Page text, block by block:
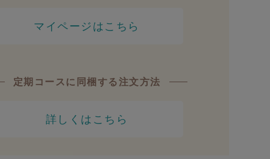
マイページはこちら
定期コースに同梱する注文方法
詳しくはこちら